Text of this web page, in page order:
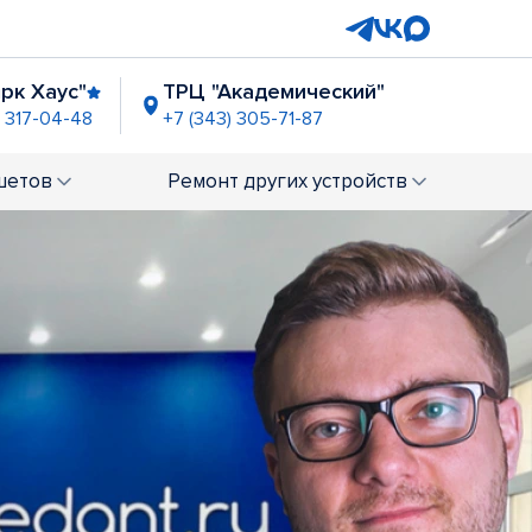
Хаус"
317-04-48
ТРЦ "Академический"
+7 (343) 305-71-87
98-33 +7 (343) 289-03-98
ост. пр-т Космонавтов
"Сиреневый б-р" напротив Pizza Mia
д. 69/2
289-03-14
Ремонт других устройств